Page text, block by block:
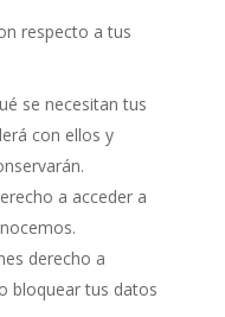
respecto a tus
se necesitan tus
con ellos y
a acceder a
derecho a
bloquear tus datos